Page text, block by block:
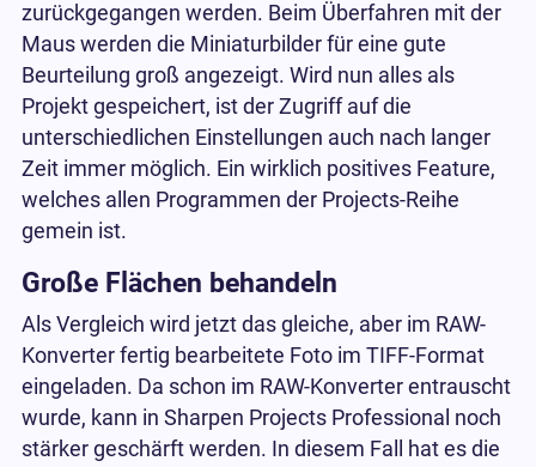
zurückgegangen werden. Beim Überfahren mit der
Maus werden die Miniaturbilder für eine gute
Beurteilung groß angezeigt. Wird nun alles als
Projekt gespeichert, ist der Zugriff auf die
unterschiedlichen Einstellungen auch nach langer
Zeit immer möglich. Ein wirklich positives Feature,
welches allen Programmen der Projects-Reihe
gemein ist.
Große Flächen behandeln
Als Vergleich wird jetzt das gleiche, aber im RAW-
Konverter fertig bearbeitete Foto im TIFF-Format
eingeladen. Da schon im RAW-Konverter entrauscht
wurde, kann in Sharpen Projects Professional noch
stärker geschärft werden. In diesem Fall hat es die